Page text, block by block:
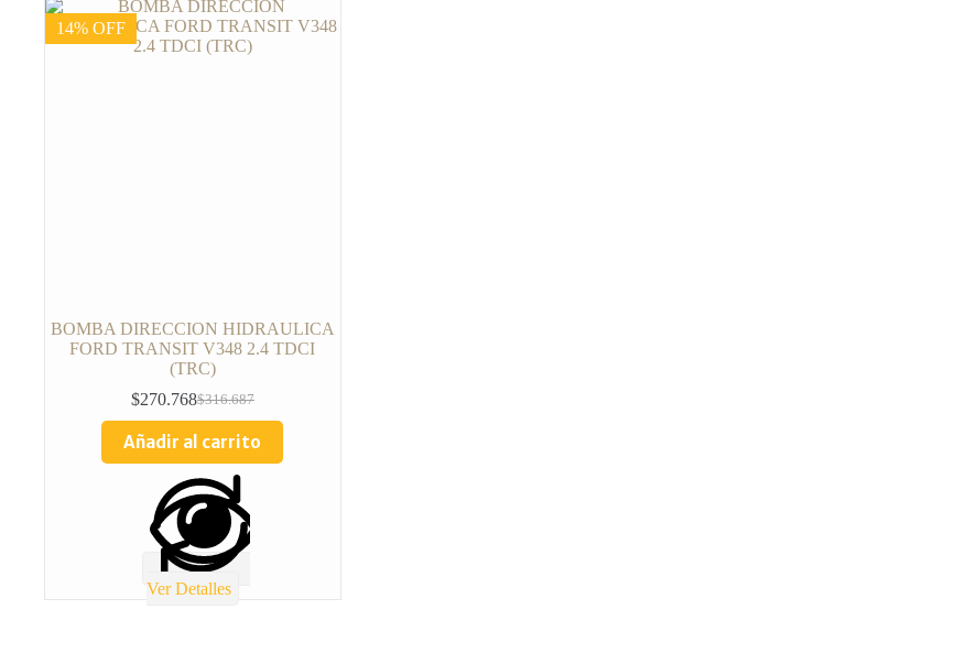
14% OFF
BOMBA DIRECCION HIDRAULICA
FORD TRANSIT V348 2.4 TDCI
(TRC)
$316.687
$270.768
Añadir al carrito
Ver Detalles